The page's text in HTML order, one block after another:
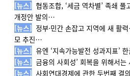
[뉴스] 협동조합, ‘세금 역차별’ 족쇄
개정안 발의…
[뉴스] 정부·민간 손잡고 지역에 새 활
모 추진…
[뉴스] 유엔 ‘지속가능발전 성과지표’
[뉴스] 금융의 사회성’ 회복을 위해서
[뉴스] 사회연대경제에 관한 두번째 결